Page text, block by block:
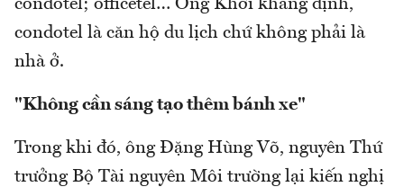
condotel; officetel… Ông Khởi khẳng định,
condotel là căn hộ du lịch chứ không phải là
nhà ở.
"Không cần sáng tạo thêm bánh xe"
Trong khi đó, ông Đặng Hùng Võ, nguyên Thứ
trưởng Bộ Tài nguyên Môi trường lại kiến nghị